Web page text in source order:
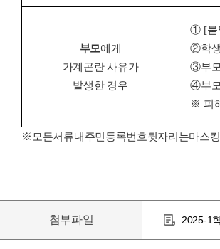
부모에게
가계곤란 사유가
발생한 경우
① [붙
②학
③부
④부
※ 피
※모든서류내주민등록번호뒷자리는마스
첨부파일 2025-1